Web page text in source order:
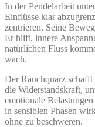
In der Pendelarbeit
Einflüsse klar
zentrieren. Seine
Er hilft, innere
natürlichen Fluss
wach.
Der Rauchquarz
die Widerstandskraft,
emotionale
in sensiblen Phasen
ohne zu beschweren.